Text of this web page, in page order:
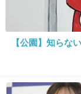
【公園】知らな